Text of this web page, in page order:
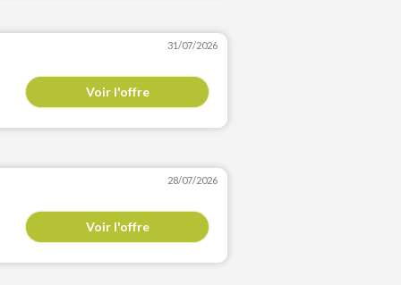
31/07/2026
Voir l'offre
28/07/2026
Voir l'offre